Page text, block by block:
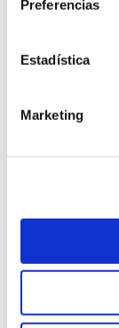
Preferencias
Estadística
Marketing
45,00 €